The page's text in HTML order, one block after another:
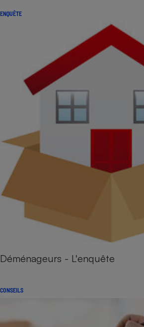
ENQUÊTE
Déménageurs - L'enquête
CONSEILS